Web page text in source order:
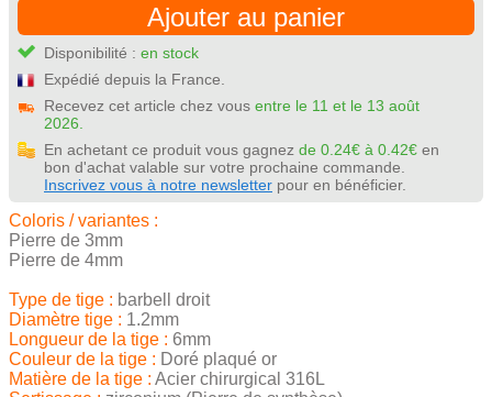
Ajouter au panier
Disponibilité : en stock
Expédié depuis la France.
Recevez cet article chez vous entre le 11 et le 13 août
2026.
En achetant ce produit vous gagnez de 0.24€ à 0.42€ en
bon d'achat valable sur votre prochaine commande.
Inscrivez vous à notre newsletter pour en bénéficier.
Coloris / variantes :
Pierre de 3mm
Pierre de 4mm
Type de tige : barbell droit
Diamètre tige : 1.2mm
Longueur de la tige : 6mm
Couleur de la tige : Doré plaqué or
Matière de la tige : Acier chirurgical 316L